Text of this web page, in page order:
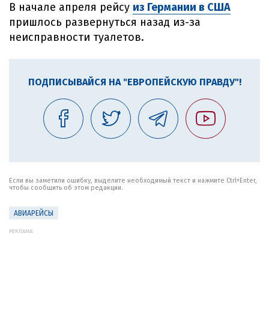
В начале апреля рейсу из Германии в США
пришлось развернуться назад из-за
неисправности туалетов.
ПОДПИСЫВАЙСЯ НА "ЕВРОПЕЙСКУЮ ПРАВДУ"!
Если вы заметили ошибку, выделите необходимый текст и нажмите Ctrl+Enter,
чтобы сообщить об этом редакции.
АВИАРЕЙСЫ
РЕКЛАМА: